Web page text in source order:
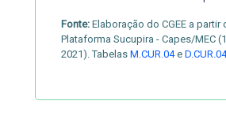
Fonte: Elaboração do CGEE a partir
Plataforma Sucupira - Capes/MEC
2021). Tabelas M.CUR.04e D.CUR.04